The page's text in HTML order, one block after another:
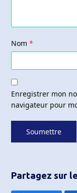
Nom*
Enregistrer mon
navigateur pour
Partagez sur